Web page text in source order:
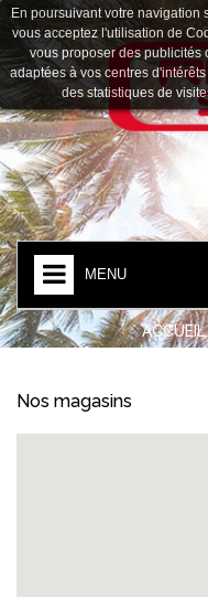
MENU
En poursuivant votre navigation
vous acceptez l'utilisation de
vous proposer des publicités
adaptées à vos centres
des statistiques de
ACCUEIL
Nos magasins